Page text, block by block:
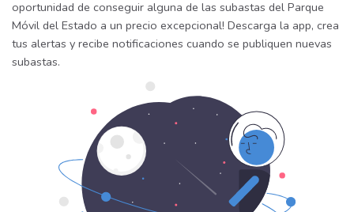
oportunidad de conseguir alguna de las subastas del Parque
Móvil del Estado a un precio excepcional! Descarga la app, crea
tus alertas y recibe notificaciones cuando se publiquen nuevas
subastas.